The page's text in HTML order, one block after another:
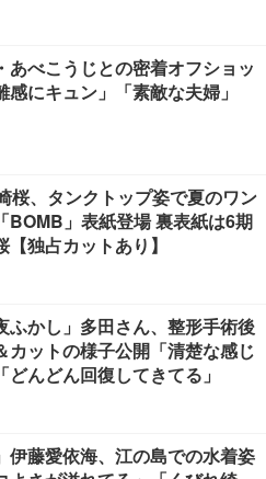
あべこうじとの密着オフショッ
感にキュン」「素敵な夫婦」
桜、タンクトップ姿で夏のワン
BOMB」表紙登場 裏表紙は6期
独占カットあり】
ふかし」多田さん、整形手術後
カットの様子公開「清楚な感じ
どんどん回復してきてる」
伊藤愛依海、江の島での水着姿